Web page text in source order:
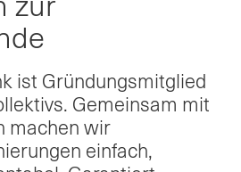
zur
ist Gründungsmitglied
Gemeinsam mit
machen wir
einfach,